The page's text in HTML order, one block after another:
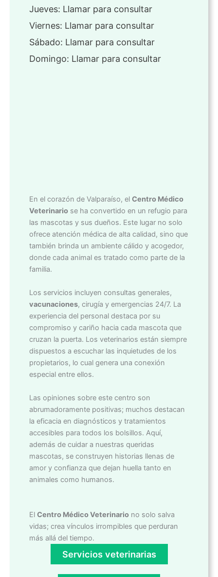
Jueves: Llamar para consultar
Viernes: Llamar para consultar
Sábado: Llamar para consultar
Domingo: Llamar para consultar
En el corazón de Valparaíso, el Centro Médico
Veterinario se ha convertido en un refugio para
las mascotas y sus dueños. Este lugar no solo
ofrece atención médica de alta calidad, sino que
también brinda un ambiente cálido y acogedor,
donde cada animal es tratado como parte de la
familia.
Los servicios incluyen consultas generales,
vacunaciones, cirugía y emergencias 24/7. La
experiencia del personal destaca por su
compromiso y cariño hacia cada mascota que
cruzan la puerta. Los veterinarios están siempre
dispuestos a escuchar las inquietudes de los
propietarios, lo cual genera una conexión
especial entre ellos.
Las opiniones sobre este centro son
abrumadoramente positivas; muchos destacan
la eficacia en diagnósticos y tratamientos
accesibles para todos los bolsillos. Aquí,
además de cuidar a nuestras queridas
mascotas, se construyen historias llenas de
amor y confianza que dejan huella tanto en
animales como humanos.
El Centro Médico Veterinario no solo salva
vidas; crea vínculos irrompibles que perduran
más allá del tiempo.
Servicios veterinarias